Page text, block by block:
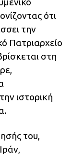
ότι
την
Πατριαρχείο
στη
ιστορική
του,